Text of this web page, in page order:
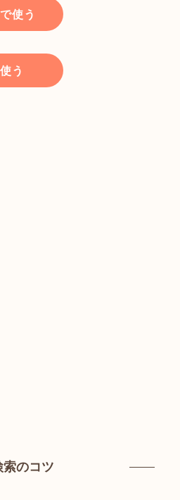
使う
う
索のコツ